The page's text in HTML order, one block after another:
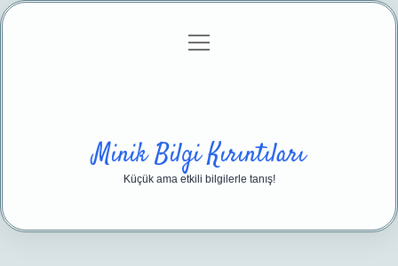
Gizlilik Politikası
menüyü
Minik Bilgi Kırıntıları
Küçük ama etkili bilgilerle tanış!